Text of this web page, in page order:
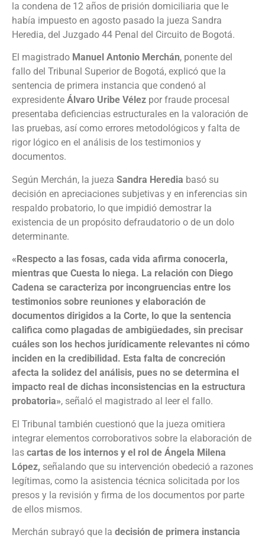
la condena de 12 años de prisión domiciliaria que le
había impuesto en agosto pasado la jueza Sandra
Heredia, del Juzgado 44 Penal del Circuito de Bogotá.
El magistrado Manuel Antonio Merchán, ponente del
fallo del Tribunal Superior de Bogotá, explicó que la
sentencia de primera instancia que condenó al
expresidente Álvaro Uribe Vélez por fraude procesal
presentaba deficiencias estructurales en la valoración de
las pruebas, así como errores metodológicos y falta de
rigor lógico en el análisis de los testimonios y
documentos.
Según Merchán, la jueza Sandra Heredia basó su
decisión en apreciaciones subjetivas y en inferencias sin
respaldo probatorio, lo que impidió demostrar la
existencia de un propósito defraudatorio o de un dolo
determinante.
«Respecto a las fosas, cada vida afirma conocerla,
mientras que Cuesta lo niega. La relación con Diego
Cadena se caracteriza por incongruencias entre los
testimonios sobre reuniones y elaboración de
documentos dirigidos a la Corte, lo que la sentencia
califica como plagadas de ambigüedades, sin precisar
cuáles son los hechos jurídicamente relevantes ni cómo
inciden en la credibilidad. Esta falta de concreción
afecta la solidez del análisis, pues no se determina el
impacto real de dichas inconsistencias en la estructura
probatoria», señaló el magistrado al leer el fallo.
El Tribunal también cuestionó que la jueza omitiera
integrar elementos corroborativos sobre la elaboración de
las cartas de los internos y el rol de Ángela Milena
López, señalando que su intervención obedeció a razones
legítimas, como la asistencia técnica solicitada por los
presos y la revisión y firma de los documentos por parte
de ellos mismos.
Merchán subrayó que la decisión de primera instancia